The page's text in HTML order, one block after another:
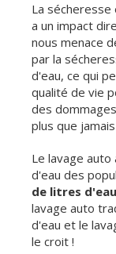
La sécheresse
a un impact
nous menace
par la
d'eau, ce qui
qualité de vie
des
plus que jamais
Le lavage auto
d'eau des
de litres
lavage auto
d'eau et le
le croit !